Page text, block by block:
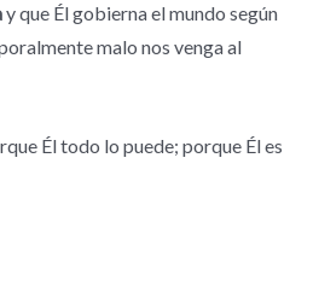
y que Él gobierna el mundo según
malo nos venga al
Él todo lo puede; porque Él es